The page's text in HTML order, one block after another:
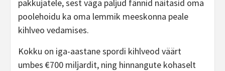
pakkujatele, sest väga paljud fännid näitasid oma
poolehoidu ka oma lemmik meeskonna peale
kihlveo vedamises.
Kokku on iga-aastane spordi kihlveod väärt
umbes €700 miljardit, ning hinnangute kohaselt